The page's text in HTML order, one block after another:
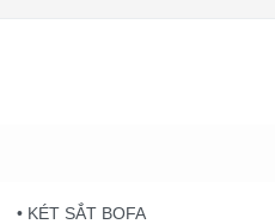
• KÉT SẮT BOFA